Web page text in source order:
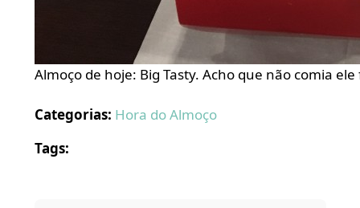
Almoço de hoje: Big Tasty. Acho que não comia
Categorias: Hora do Almoço
Tags: